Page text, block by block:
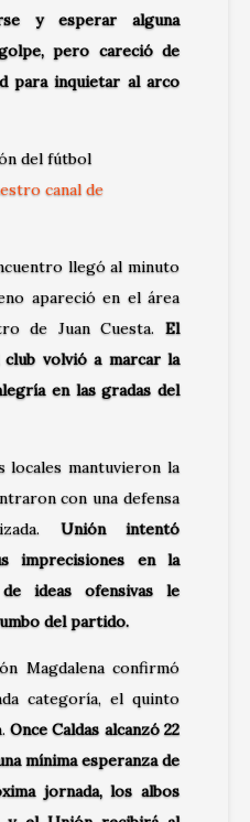
y esperar alguna
pero careció de
para inquietar al arco
del fútbol
canal de
llegó al minuto
apareció en el área
de Juan Cuesta. El
volvió a marcar la
en las gradas del
locales mantuvieron la
con una defensa
Unión intentó
imprecisiones en la
ideas ofensivas le
del partido.
Magdalena confirmó
categoría, el quinto
Once Caldas alcanzó 22
mínima esperanza de
jornada, los albos